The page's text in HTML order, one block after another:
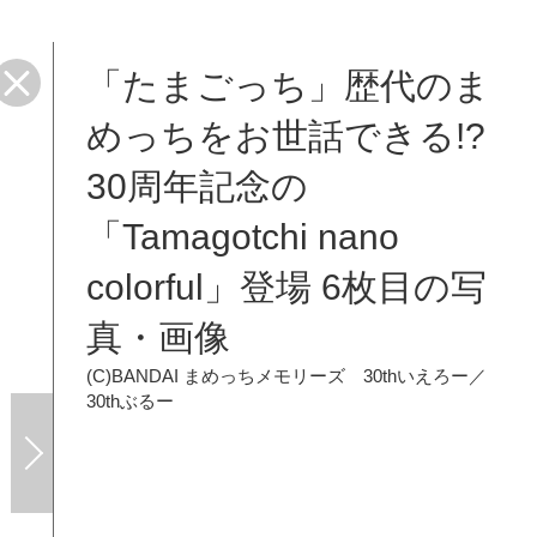
「たまごっち」歴代のま
めっちをお世話できる!?
30周年記念の
「Tamagotchi nano
colorful」登場 6枚目の写
真・画像
(C)BANDAI まめっちメモリーズ 30thいえろー／
30thぶるー